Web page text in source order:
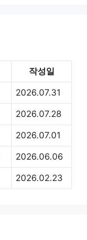
작성일
2026.07.31
2026.07.28
2026.07.01
2026.06.06
2026.02.23